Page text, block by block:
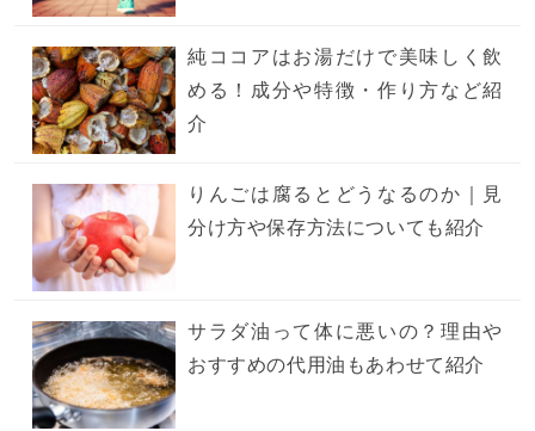
純ココアはお湯だけで美味しく飲
める！成分や特徴・作り方など紹
介
りんごは腐るとどうなるのか｜見
分け方や保存方法についても紹介
サラダ油って体に悪いの？理由や
おすすめの代用油もあわせて紹介